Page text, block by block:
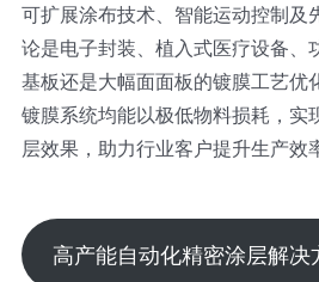
可扩展涂布技术、智能运动控制及
论是电子封装、植入式医疗设备、
基板还是大幅面面板的镀膜工艺优
镀膜系统均能以极低物料损耗，实
层效果，助力行业客户提升生产效
高产能自动化精密涂层解决